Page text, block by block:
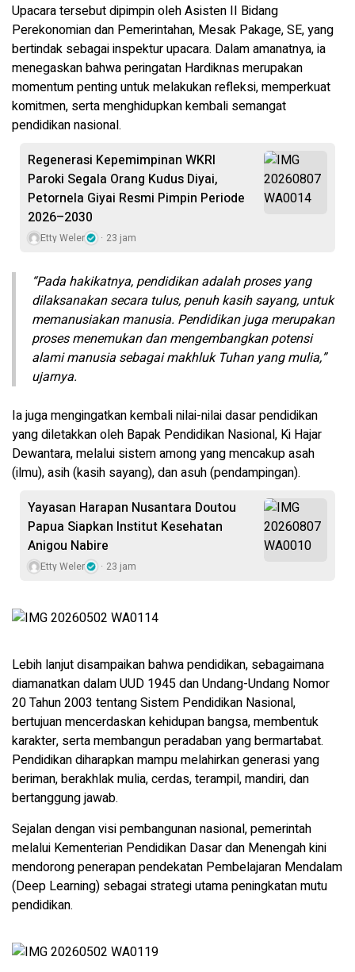
Upacara tersebut dipimpin oleh Asisten II Bidang
Perekonomian dan Pemerintahan, Mesak Pakage, SE, yang
bertindak sebagai inspektur upacara. Dalam amanatnya, ia
menegaskan bahwa peringatan Hardiknas merupakan
momentum penting untuk melakukan refleksi, memperkuat
komitmen, serta menghidupkan kembali semangat
pendidikan nasional.
Regenerasi Kepemimpinan WKRI
Paroki Segala Orang Kudus Diyai,
Petornela Giyai Resmi Pimpin Periode
2026–2030
Etty Weler 23 jam
“Pada hakikatnya, pendidikan adalah proses yang
dilaksanakan secara tulus, penuh kasih sayang, untuk
memanusiakan manusia. Pendidikan juga merupakan
proses menemukan dan mengembangkan potensi
alami manusia sebagai makhluk Tuhan yang mulia,”
ujarnya.
Ia juga mengingatkan kembali nilai-nilai dasar pendidikan
yang diletakkan oleh Bapak Pendidikan Nasional, Ki Hajar
Dewantara, melalui sistem among yang mencakup asah
(ilmu), asih (kasih sayang), dan asuh (pendampingan).
Yayasan Harapan Nusantara Doutou
Papua Siapkan Institut Kesehatan
Anigou Nabire
Etty Weler 23 jam
Lebih lanjut disampaikan bahwa pendidikan, sebagaimana
diamanatkan dalam UUD 1945 dan Undang-Undang Nomor
20 Tahun 2003 tentang Sistem Pendidikan Nasional,
bertujuan mencerdaskan kehidupan bangsa, membentuk
karakter, serta membangun peradaban yang bermartabat.
Pendidikan diharapkan mampu melahirkan generasi yang
beriman, berakhlak mulia, cerdas, terampil, mandiri, dan
bertanggung jawab.
Sejalan dengan visi pembangunan nasional, pemerintah
melalui Kementerian Pendidikan Dasar dan Menengah kini
mendorong penerapan pendekatan Pembelajaran Mendalam
(Deep Learning) sebagai strategi utama peningkatan mutu
pendidikan.